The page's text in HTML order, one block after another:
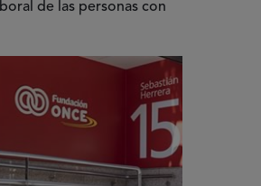
de las personas con